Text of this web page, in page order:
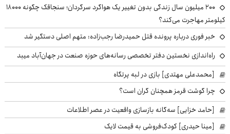
۲۰۰ میلیون سال زندگی بدون تغییر یک هواگرد سرگردان؛ سنجاقک‌ چگونه ۱۸۰۰۰
کیلومتر مهاجرت می‌کند؟
خبر فوری درباره پرونده قتل حمیدرضا رجب‌زاده: متهم اصلی دستگیر شد
راه‌اندازی نخستین دفتر تخصصی رسانه‌های حوزه صنعت در جهان‌آباد میبد
[محمدعلی مهتدی] بازی در لبه پرتگاه
چرا گوشت قرمز همچنان گران است؟
[حامد خزایی] سه‌گانه بازسازی واقعیت در عصر اطلاعات
[مینا حیدری] کودک‌فروشی به قیمت لایک